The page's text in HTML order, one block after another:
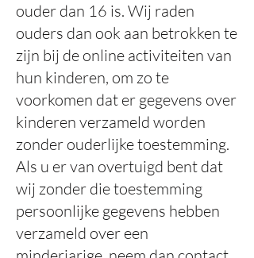
ouder dan 16 is. Wij raden
ouders dan ook aan betrokken te
zijn bij de online activiteiten van
hun kinderen, om zo te
voorkomen dat er gegevens over
kinderen verzameld worden
zonder ouderlijke toestemming.
Als u er van overtuigd bent dat
wij zonder die toestemming
persoonlijke gegevens hebben
verzameld over een